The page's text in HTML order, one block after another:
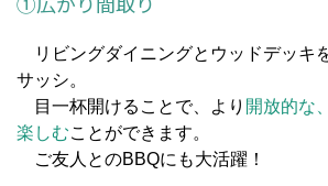
リビングダイニングとウッドデッキ
サッシ。
目一杯開けることで、より 開放的な
楽しむことができます。
ご友人とのBBQにも大活躍！